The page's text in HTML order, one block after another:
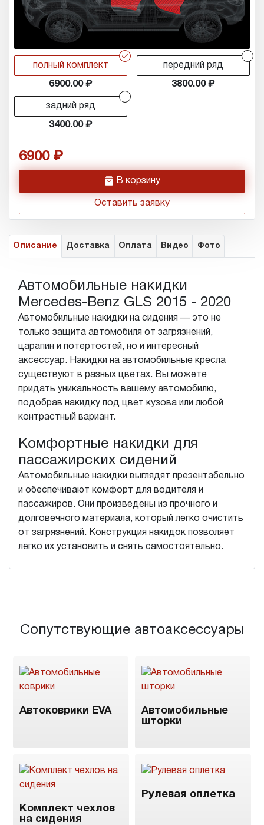
r
полный комплект
6900.00
передний ряд
3800.00
задний ряд
3400.00
6900
h В корзину
Оставить заявку
Описание Доставка Оплата Видео Фото
Автомобильные накидки
Mercedes-Benz GLS 2015 - 2020
Автомобильные накидки на сидения — это не
только защита автомобиля от загрязнений,
царапин и потертостей, но и интересный
аксессуар. Накидки на автомобильные кресла
существуют в разных цветах. Вы можете
придать уникальность вашему автомобилю,
подобрав накидку под цвет кузова или любой
контрастный вариант.
Комфортные накидки для
пассажирских сидений
Автомобильные накидки выглядят презентабельно
и обеспечивают комфорт для водителя и
пассажиров. Они произведены из прочного и
долговечного материала, который легко очистить
от загрязнений. Конструкция накидок позволяет
легко их установить и снять самостоятельно.
Сопутствующие автоаксессуары
Автоковрики EVA
Автомобильные
шторки
Комплект чехлов
на сидения
Рулевая оплетка